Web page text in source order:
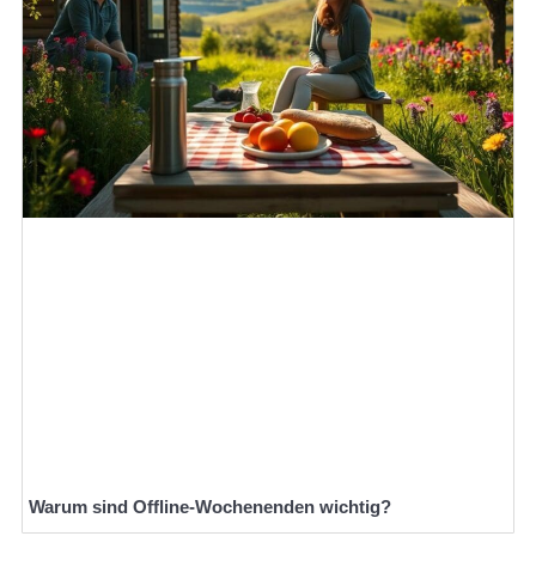
Warum sind Offline-Wochenenden wichtig?